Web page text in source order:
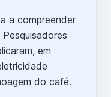
a compreender
em
do café.